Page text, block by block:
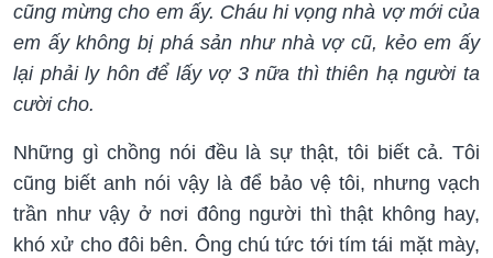
cũng mừng cho em ấy. Cháu hi vọng nhà vợ mới của
em ấy không bị phá sản như nhà vợ cũ, kẻo em ấy
lại phải ly hôn để lấy vợ 3 nữa thì thiên hạ người ta
cười cho.
Những gì chồng nói đều là sự thật, tôi biết cả. Tôi
cũng biết anh nói vậy là để bảo vệ tôi, nhưng vạch
trần như vậy ở nơi đông người thì thật không hay,
khó xử cho đôi bên. Ông chú tức tới tím tái mặt mày,